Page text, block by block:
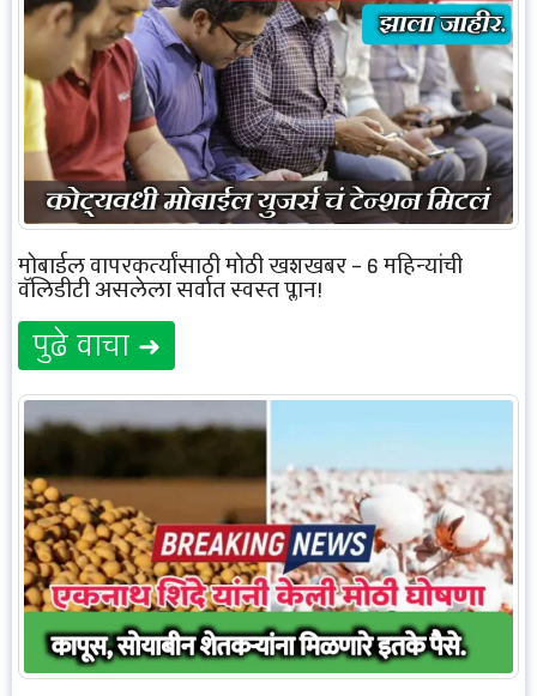
मोबाईल वापरकर्त्यांसाठी मोठी खुशखबर – 6 महिन्यांची
वॅलिडीटी असलेला सर्वात स्वस्त प्लान!
पुढे वाचा ➜